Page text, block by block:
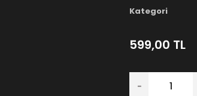
Kategori
599,00 TL